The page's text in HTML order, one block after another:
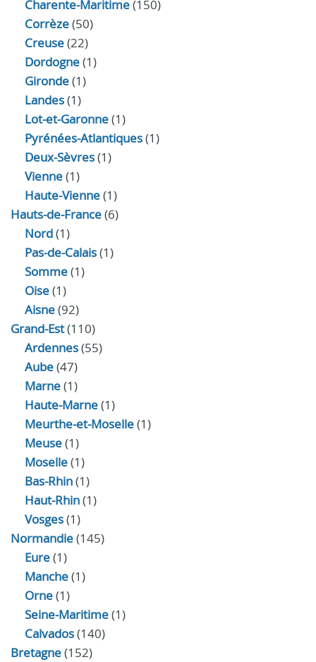
Charente-Maritime(150)
Corrèze(50)
Creuse(22)
Dordogne(1)
Gironde(1)
Landes(1)
Lot-et-Garonne(1)
Pyrénées-Atlantiques(1)
Deux-Sèvres(1)
Vienne(1)
Haute-Vienne(1)
Hauts-de-France(6)
Nord(1)
Pas-de-Calais(1)
Somme(1)
Oise(1)
Aisne(92)
Grand-Est(110)
Ardennes(55)
Aube(47)
Marne(1)
Haute-Marne(1)
Meurthe-et-Moselle(1)
Meuse(1)
Moselle(1)
Bas-Rhin(1)
Haut-Rhin(1)
Vosges(1)
Normandie(145)
Eure(1)
Manche(1)
Orne(1)
Seine-Maritime(1)
Calvados(140)
Bretagne(152)